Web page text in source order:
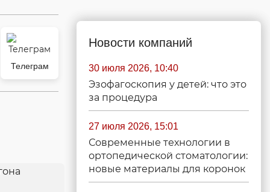
Телеграм
Новости компаний
30 июля 2026, 10:40
Эзофагоскопия у детей: что это
за процедура
27 июля 2026, 15:01
Современные технологии в
ортопедической стоматологии:
новые материалы для коронок